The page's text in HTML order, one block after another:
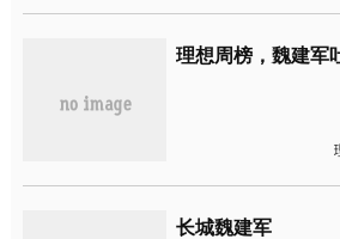
理想周榜，魏建军
长城魏建军